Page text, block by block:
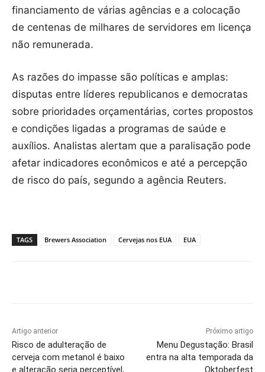
financiamento de várias agências e a colocação
de centenas de milhares de servidores em licença
não remunerada.
As razões do impasse são políticas e amplas:
disputas entre líderes republicanos e democratas
sobre prioridades orçamentárias, cortes propostos
e condições ligadas a programas de saúde e
auxílios. Analistas alertam que a paralisação pode
afetar indicadores econômicos e até a percepção
de risco do país, segundo a agência Reuters.
TAGS Brewers Association Cervejas nos EUA EUA
Artigo anterior
Risco de adulteração de
cerveja com metanol é baixo
Próximo artigo
Menu Degustação: Brasil
entra na alta temporada da